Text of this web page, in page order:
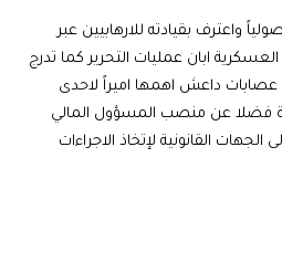
واعترف بقيادته للارهابيين عبر
ابان عمليات التحرير كما تدرج
عصابات داعش اهمها اميراً لاحدى
فضلا عن منصب المسؤول المالي
الجهات القانونية لإتخاذ الاجراءات